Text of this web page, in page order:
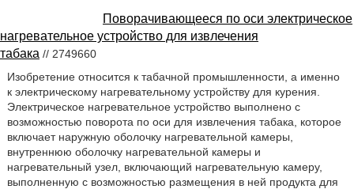
Поворачивающееся по оси электрическое
нагревательное устройство для извлечения
табака // 2749660
Изобретение относится к табачной промышленности, а именно
к электрическому нагревательному устройству для курения.
Электрическое нагревательное устройство выполнено с
возможностью поворота по оси для извлечения табака, которое
включает наружную оболочку нагревательной камеры,
внутреннюю оболочку нагревательной камеры и
нагревательный узел, включающий нагревательную камеру,
выполненную с возможностью размещения в ней продукта для